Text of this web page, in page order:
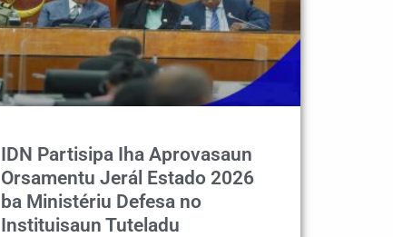
IDN Partisipa Iha Aprovasaun
Orsamentu Jerál Estado 2026
ba Ministériu Defesa no
Instituisaun Tuteladu